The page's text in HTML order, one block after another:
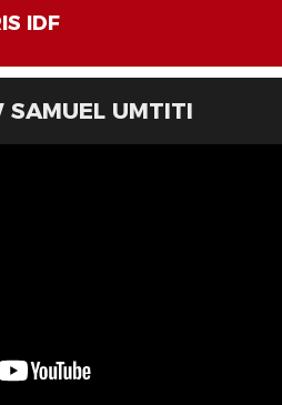
IDF
SAMUEL UMTITI